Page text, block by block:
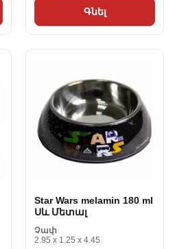
Գնել
Star Wars melamin 180 ml
Սև Մետալ
Չափ
2.95 x 1.25 x 4.45